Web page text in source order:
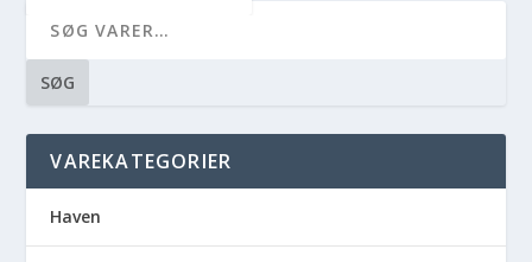
SØG
VAREKATEGORIER
Haven